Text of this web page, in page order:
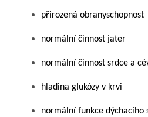
přirozená obranyschopnost
normální činnost jater
normální činnost srdce a
hladina glukózy v krvi
normální funkce dýchacího